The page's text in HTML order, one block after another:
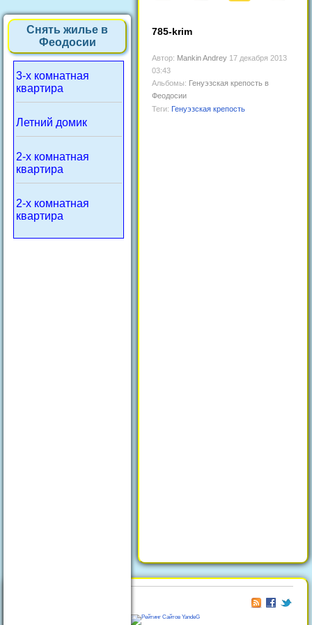
Снять жилье в
Феодосии
3-х комнатная
квартира
Летний домик
2-х комнатная
квартира
2-х комнатная
квартира
785-krim
Автор: Mankin Andrey 17 декабря 2013
03:43
Альбомы: Генуэзская крепость в
Феодосии
Теги: Генуэзская крепость